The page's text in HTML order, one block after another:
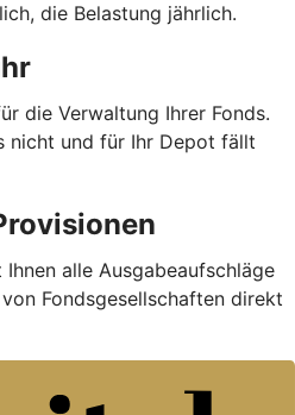
die Belastung jährlich.
die Verwaltung Ihrer Fonds.
nicht und für Ihr Depot fällt
alle Ausgabe­auf­schläge
Fondsgesellschaften direkt